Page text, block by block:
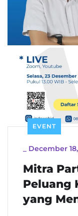
EVENT
December
Mitra
Peluang
yang